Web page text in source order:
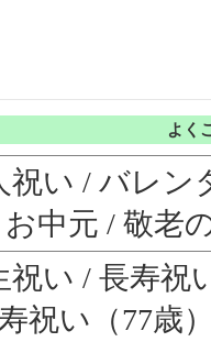
よく
祝い / バレン
お中元 / 敬老
祝い / 長寿祝
祝い（77歳